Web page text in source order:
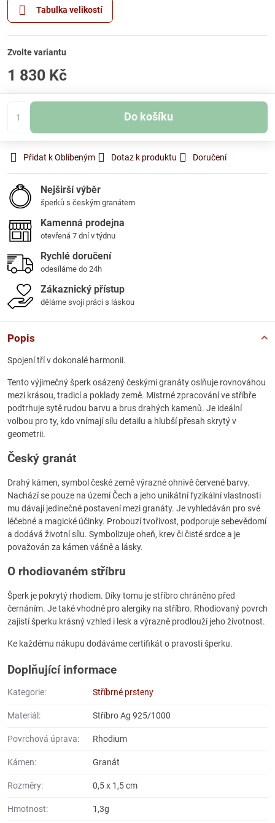
Tabulka velikostí
Zvolte variantu
1 830 Kč
Do košíku
Přidat k Oblíbeným Dotaz k produktu Doručení
Nejširší výběr
šperků s českým granátem
Kamenná prodejna
otevřená 7 dní v týdnu
Rychlé doručení
odesíláme do 24h
Zákaznický přístup
děláme svoji práci s láskou
Popis
Spojení tří v dokonalé harmonii.
Tento výjimečný šperk osázený českými granáty oslňuje rovnováhou
mezi krásou, tradicí a poklady země. Mistrné zpracování ve stříbře
podtrhuje sytě rudou barvu a brus drahých kamenů. Je ideální
volbou pro ty, kdo vnímají sílu detailu a hlubší přesah skrytý v
geometrii.
Český granát
Drahý kámen, symbol české země výrazné ohnivě červené barvy.
Nachází se pouze na území Čech a jeho unikátní fyzikální vlastnosti
mu dávají jedinečné postavení mezi granáty. Je vyhledáván pro své
léčebné a magické účinky. Probouzí tvořivost, podporuje sebevědomí
a dodává životní sílu. Symbolizuje oheň, krev či čisté srdce a je
považován za kámen vášně a lásky.
O rhodiovaném stříbru
Šperk je pokrytý rhodiem. Díky tomu je stříbro chráněno před
černáním. Je také vhodné pro alergiky na stříbro. Rhodiovaný povrch
zajistí šperku krásný vzhled i lesk a výrazně prodlouží jeho životnost.
Ke každému nákupu dodáváme certifikát o pravosti šperku.
Doplňující informace
Kategorie: Stříbrné prsteny
Materiál: Stříbro Ag 925/1000
Povrchová úprava: Rhodium
Kámen: Granát
Rozměry: 0,5 x 1,5 cm
Hmotnost: 1,3g